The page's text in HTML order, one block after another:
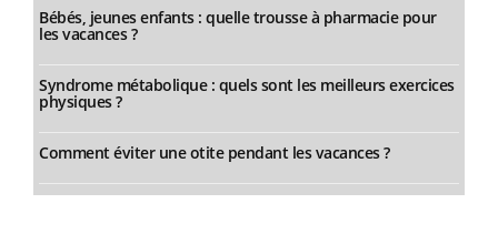
Bébés, jeunes enfants : quelle trousse à pharmacie pour
les vacances ?
Syndrome métabolique : quels sont les meilleurs exercices
physiques ?
Comment éviter une otite pendant les vacances ?